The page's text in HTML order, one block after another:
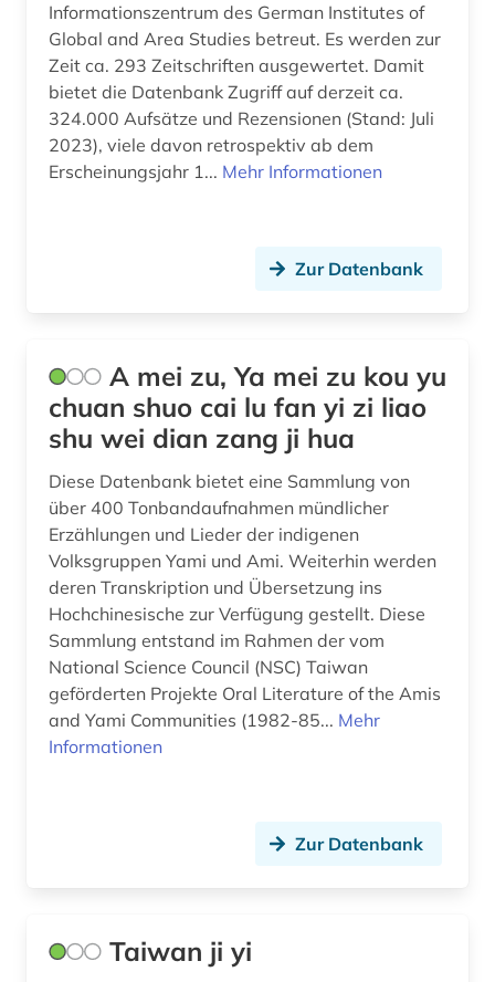
Informationszentrum des German Institutes of
Global and Area Studies betreut. Es werden zur
Zeit ca. 293 Zeitschriften ausgewertet. Damit
bietet die Datenbank Zugriff auf derzeit ca.
324.000 Aufsätze und Rezensionen (Stand: Juli
2023), viele davon retrospektiv ab dem
Erscheinungsjahr 1... Mehr Informationen
Zur Datenbank
A mei zu, Ya mei zu kou yu
chuan shuo cai lu fan yi zi liao
shu wei dian zang ji hua
Diese Datenbank bietet eine Sammlung von
über 400 Tonbandaufnahmen mündlicher
Erzählungen und Lieder der indigenen
Volksgruppen Yami und Ami. Weiterhin werden
deren Transkription und Übersetzung ins
Hochchinesische zur Verfügung gestellt. Diese
Sammlung entstand im Rahmen der vom
National Science Council (NSC) Taiwan
geförderten Projekte Oral Literature of the Amis
and Yami Communities (1982-85... Mehr
Informationen
Zur Datenbank
Taiwan ji yi